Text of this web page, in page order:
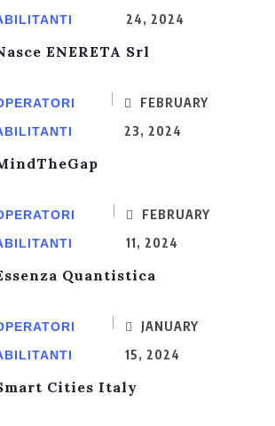
24, 2024
ENERETA Srl
FEBRUARY
23, 2024
FEBRUARY
11, 2024
Quantistica
JANUARY
15, 2024
Cities Italy